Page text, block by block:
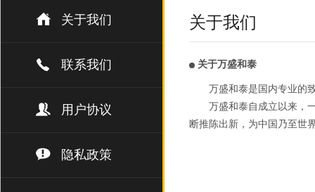
关于我们
联系我们
用户协议
隐私政策
关于我们
关于万盛和泰
万盛和泰是国内专业的
万盛和泰自成立以来，
断推陈出新，为中国乃至世